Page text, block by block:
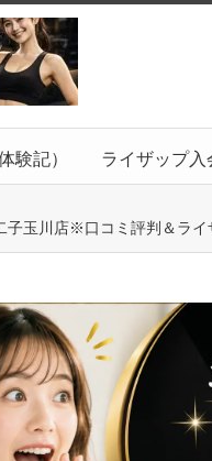
験記） ライザップ入
子玉川店※口コミ評判＆ライ